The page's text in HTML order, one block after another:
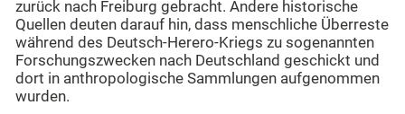
zurück nach Freiburg gebracht. Andere historische
Quellen deuten darauf hin, dass menschliche Überreste
während des Deutsch-Herero-Kriegs zu sogenannten
Forschungszwecken nach Deutschland geschickt und
dort in anthropologische Sammlungen aufgenommen
wurden.